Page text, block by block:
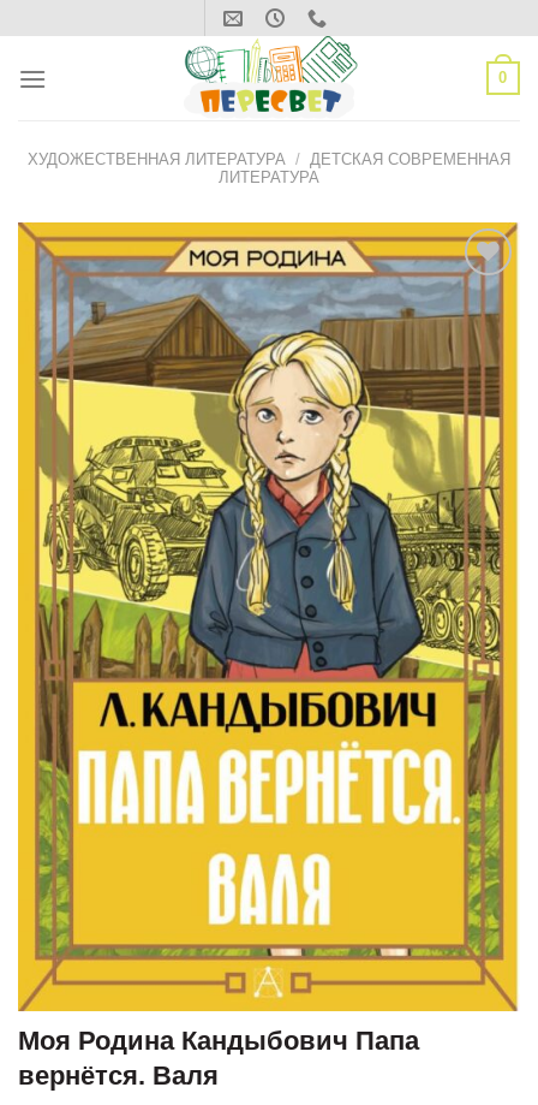
content
0
ХУДОЖЕСТВЕННАЯ ЛИТЕРАТУРА / ДЕТСКАЯ СОВРЕМЕННАЯ
ЛИТЕРАТУРА
ДОБАВИТЬ
В СПИСОК
ЖЕЛАНИЙ
Моя Родина Кандыбович Папа
вернётся. Валя